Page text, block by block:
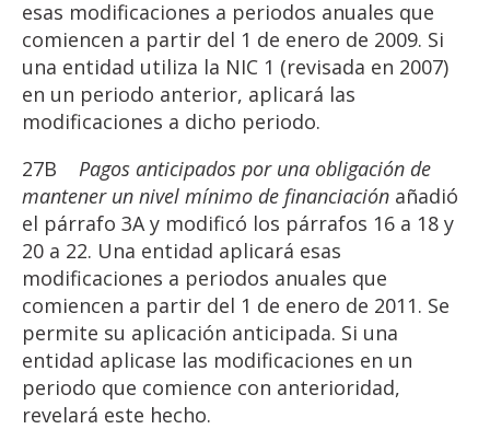
esas modificaciones a periodos anuales que
comiencen a partir del 1 de enero de 2009. Si
una entidad utiliza la NIC 1 (revisada en 2007)
en un periodo anterior, aplicará las
modificaciones a dicho periodo.
27B Pagos anticipados por una obligación de
mantener un nivel mínimo de financiación añadió
el párrafo 3A y modificó los párrafos 16 a 18 y
20 a 22. Una entidad aplicará esas
modificaciones a periodos anuales que
comiencen a partir del 1 de enero de 2011. Se
permite su aplicación anticipada. Si una
entidad aplicase las modificaciones en un
periodo que comience con anterioridad,
revelará este hecho.